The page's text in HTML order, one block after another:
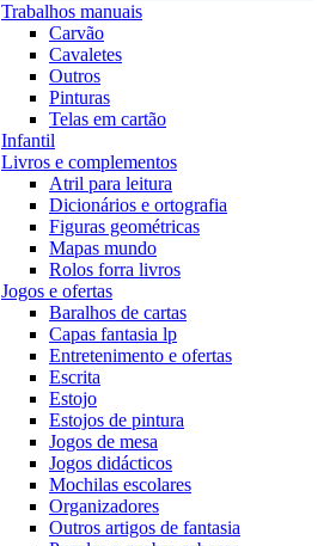
Trabalhos manuais
Carvão
Cavaletes
Outros
Pinturas
Telas em cartão
Infantil
Livros e complementos
Atril para leitura
Dicionários e ortografia
Figuras geométricas
Mapas mundo
Rolos forra livros
Jogos e ofertas
Baralhos de cartas
Capas fantasia lp
Entretenimento e ofertas
Escrita
Estojo
Estojos de pintura
Jogos de mesa
Jogos didácticos
Mochilas escolares
Organizadores
Outros artigos de fantasia